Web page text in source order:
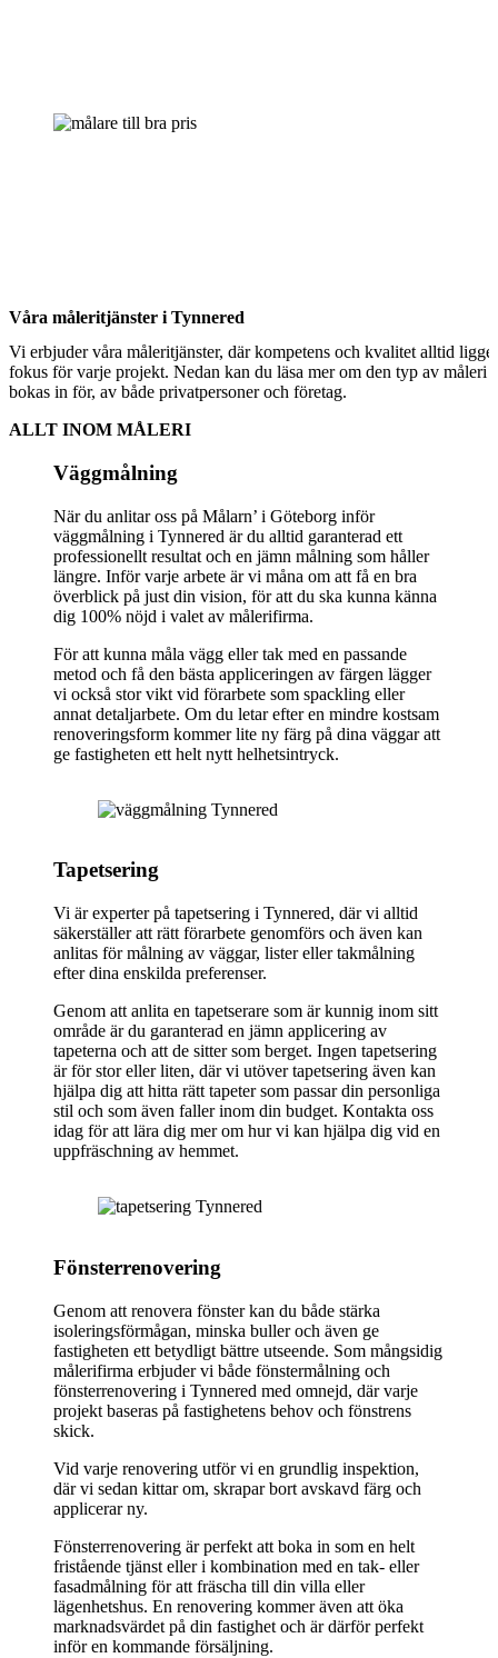
Våra måleritjänster i Tynnered
Vi erbjuder våra måleritjänster, där kompetens och kvalitet alltid
fokus för varje projekt. Nedan kan du läsa mer om den typ av måleri
bokas in för, av både privatpersoner och företag.
ALLT INOM MÅLERI
Väggmålning
När du anlitar oss på Målarn’ i Göteborg inför
väggmålning i Tynnered är du alltid garanterad ett
professionellt resultat och en jämn målning som håller
längre. Inför varje arbete är vi måna om att få en bra
överblick på just din vision, för att du ska kunna känna
dig 100% nöjd i valet av målerifirma.
För att kunna måla vägg eller tak med en passande
metod och få den bästa appliceringen av färgen lägger
vi också stor vikt vid förarbete som spackling eller
annat detaljarbete. Om du letar efter en mindre kostsam
renoveringsform kommer lite ny färg på dina väggar att
ge fastigheten ett helt nytt helhetsintryck.
Tapetsering
Vi är experter på tapetsering i Tynnered, där vi alltid
säkerställer att rätt förarbete genomförs och även kan
anlitas för målning av väggar, lister eller takmålning
efter dina enskilda preferenser.
Genom att anlita en tapetserare som är kunnig inom sitt
område är du garanterad en jämn applicering av
tapeterna och att de sitter som berget. Ingen tapetsering
är för stor eller liten, där vi utöver tapetsering även kan
hjälpa dig att hitta rätt tapeter som passar din personliga
stil och som även faller inom din budget. Kontakta oss
idag för att lära dig mer om hur vi kan hjälpa dig vid en
uppfräschning av hemmet.
Fönsterrenovering
Genom att renovera fönster kan du både stärka
isoleringsförmågan, minska buller och även ge
fastigheten ett betydligt bättre utseende. Som mångsidig
målerifirma erbjuder vi både fönstermålning och
fönsterrenovering i Tynnered med omnejd, där varje
projekt baseras på fastighetens behov och fönstrens
skick.
Vid varje renovering utför vi en grundlig inspektion,
där vi sedan kittar om, skrapar bort avskavd färg och
applicerar ny.
Fönsterrenovering är perfekt att boka in som en helt
fristående tjänst eller i kombination med en tak- eller
fasadmålning för att fräscha till din villa eller
lägenhetshus. En renovering kommer även att öka
marknadsvärdet på din fastighet och är därför perfekt
inför en kommande försäljning.